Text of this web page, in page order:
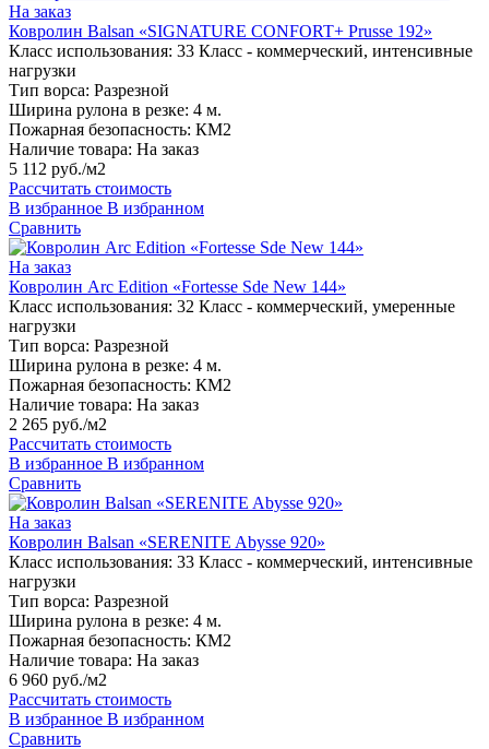
На заказ
Ковролин Balsan «SIGNATURE CONFORT+ Prusse 192»
Класс использования: 33 Класс - коммерческий, интенсивные
нагрузки
Тип ворса: Разрезной
Ширина рулона в резке: 4 м.
Пожарная безопасность: КМ2
Наличие товара: На заказ
5 112 руб./м2
Рассчитать стоимость
В избранное В избранном
Сравнить
На заказ
Ковролин Arc Edition «Fortesse Sde New 144»
Класс использования: 32 Класс - коммерческий, умеренные
нагрузки
Тип ворса: Разрезной
Ширина рулона в резке: 4 м.
Пожарная безопасность: КМ2
Наличие товара: На заказ
2 265 руб./м2
Рассчитать стоимость
В избранное В избранном
Сравнить
На заказ
Ковролин Balsan «SERENITE Abysse 920»
Класс использования: 33 Класс - коммерческий, интенсивные
нагрузки
Тип ворса: Разрезной
Ширина рулона в резке: 4 м.
Пожарная безопасность: КМ2
Наличие товара: На заказ
6 960 руб./м2
Рассчитать стоимость
В избранное В избранном
Сравнить